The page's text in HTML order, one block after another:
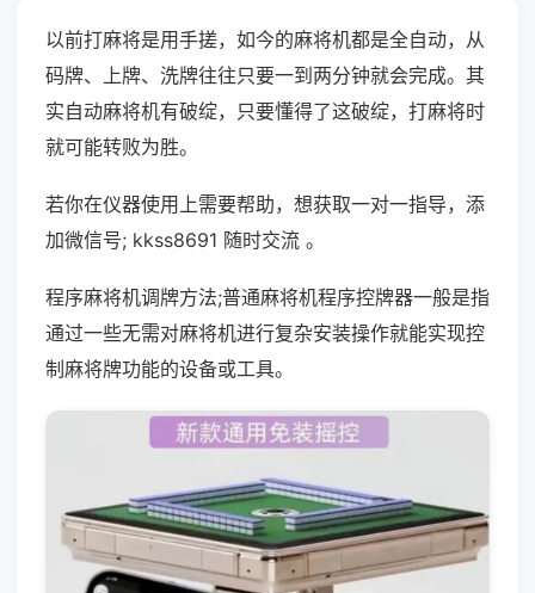
以前打麻将是用手搓，如今的麻将机都是全自动，从
码牌、上牌、洗牌往往只要一到两分钟就会完成。其
实自动麻将机有破绽，只要懂得了这破绽，打麻将时
就可能转败为胜。
若你在仪器使用上需要帮助，想获取一对一指导，添
加微信号; kkss8691 随时交流 。
程序麻将机调牌方法;普通麻将机程序控牌器一般是指
通过一些无需对麻将机进行复杂安装操作就能实现控
制麻将牌功能的设备或工具。